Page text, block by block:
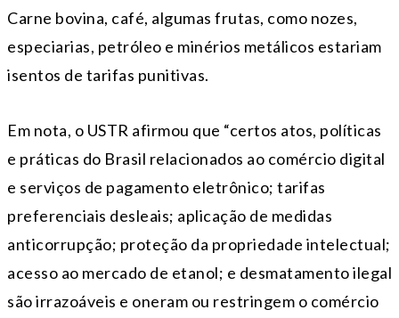
Carne bovina, café, algumas frutas, como nozes,
especiarias, petróleo e minérios metálicos estariam
isentos de tarifas punitivas.
Em nota, o USTR afirmou que “certos atos, políticas
e práticas do Brasil relacionados ao comércio digital
e serviços de pagamento eletrônico; tarifas
preferenciais desleais; aplicação de medidas
anticorrupção; proteção da propriedade intelectual;
acesso ao mercado de etanol; e desmatamento ilegal
são irrazoáveis ​​e oneram ou restringem o comércio